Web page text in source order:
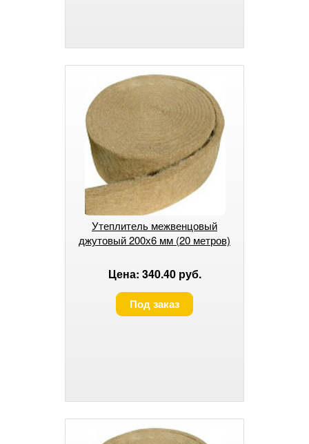
Утеплитель межвенцовый
джутовый 200х6 мм (20 метров)
Цена: 340.40 руб.
Под заказ